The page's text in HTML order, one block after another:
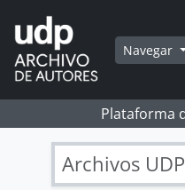
Skip to main content
Navegar
Plataforma
Archivos UDP